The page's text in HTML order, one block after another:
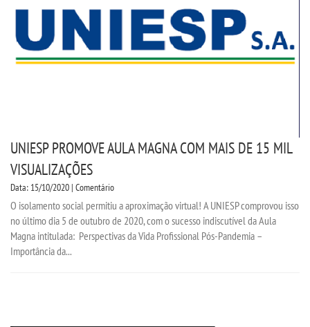
UNIESP PROMOVE AULA MAGNA COM MAIS DE 15 MIL
VISUALIZAÇÕES
Data: 15/10/2020 | Comentário
O isolamento social permitiu a aproximação virtual! A UNIESP comprovou isso
no último dia 5 de outubro de 2020, com o sucesso indiscutível da Aula
Magna intitulada: Perspectivas da Vida Profissional Pós-Pandemia –
Importância da...